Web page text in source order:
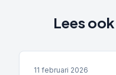
Lees
11 februari 2026